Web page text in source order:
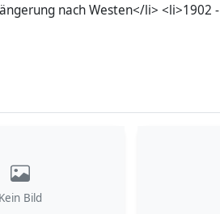
nach Westen</li> <li>1902 -
Kein Bild